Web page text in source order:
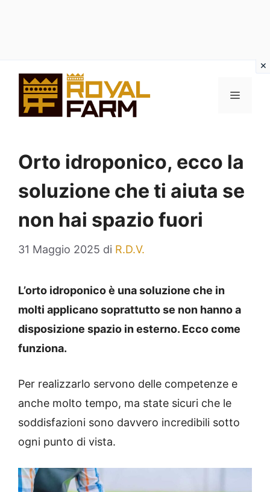
contenuto
MENU
Orto idroponico, ecco la
soluzione che ti aiuta se
non hai spazio fuori
31 Maggio 2025 di R.D.V.
L’orto idroponico è una soluzione che in
molti applicano soprattutto se non hanno a
disposizione spazio in esterno. Ecco come
funziona.
Per realizzarlo servono delle competenze e
anche molto tempo, ma state sicuri che le
soddisfazioni sono davvero incredibili sotto
ogni punto di vista.